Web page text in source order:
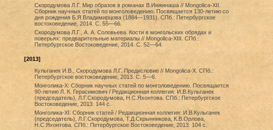
Скородумова Л.Г. Мир образов в романах В.Инжинаша // Mongolica-XII.
Сборник научных статей по монголоведению. Посвящается 130-летию со
дня рождения Б.Я.Владимирцова (1884—1931). СПб.: Петербургское
востоковедение, 2014. С. 55—66.
Скородумова Л.Г., А. А. Соловьева. Кости в монгольских обрядах и
поверьях: предварительные материалы // Mongolica-XIII. СПб.:
Петербургское Востоковедение, 2014. C. 52—64.
[2013]
Кульганек И.В., Скородумова Л.Г. Предисловие // Mongolica-X. СПб.:
Петербургское востоковедение, 2013. С. 5—6.
Монголика-X: Сборник научных статей по монголоведению. Посвящается
90-летию Л. К. Герасимович / Редакционная коллегия: И.В.Кульганек
(председатель), Л.Г.Скородумова, Н.С.Яхонтова. СПб.: Петербургское
Востоковедение, 2013. 144 с.
Монголика-XI: Сборник статей / Редакционная коллегия: И.В.Кульганек
(председатель), Л.Г.Скородумова, Т.Д.Скрынникова, К.В.Орлова,
Н.С.Яхонтова. СПб.: Петербургское Востоковедение, 2013. 104 с.